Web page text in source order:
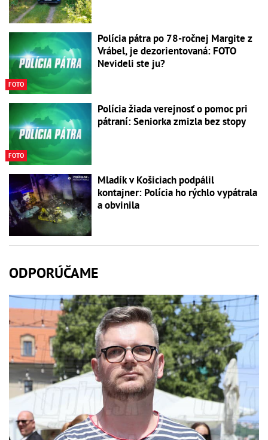
FOTO
Polícia pátra po 78-ročnej Margite z
Vrábel, je dezorientovaná: FOTO
Nevideli ste ju?
FOTO
Polícia žiada verejnosť o pomoc pri
pátraní: Seniorka zmizla bez stopy
Mladík v Košiciach podpálil
kontajner: Polícia ho rýchlo vypátrala
a obvinila
ODPORÚČAME